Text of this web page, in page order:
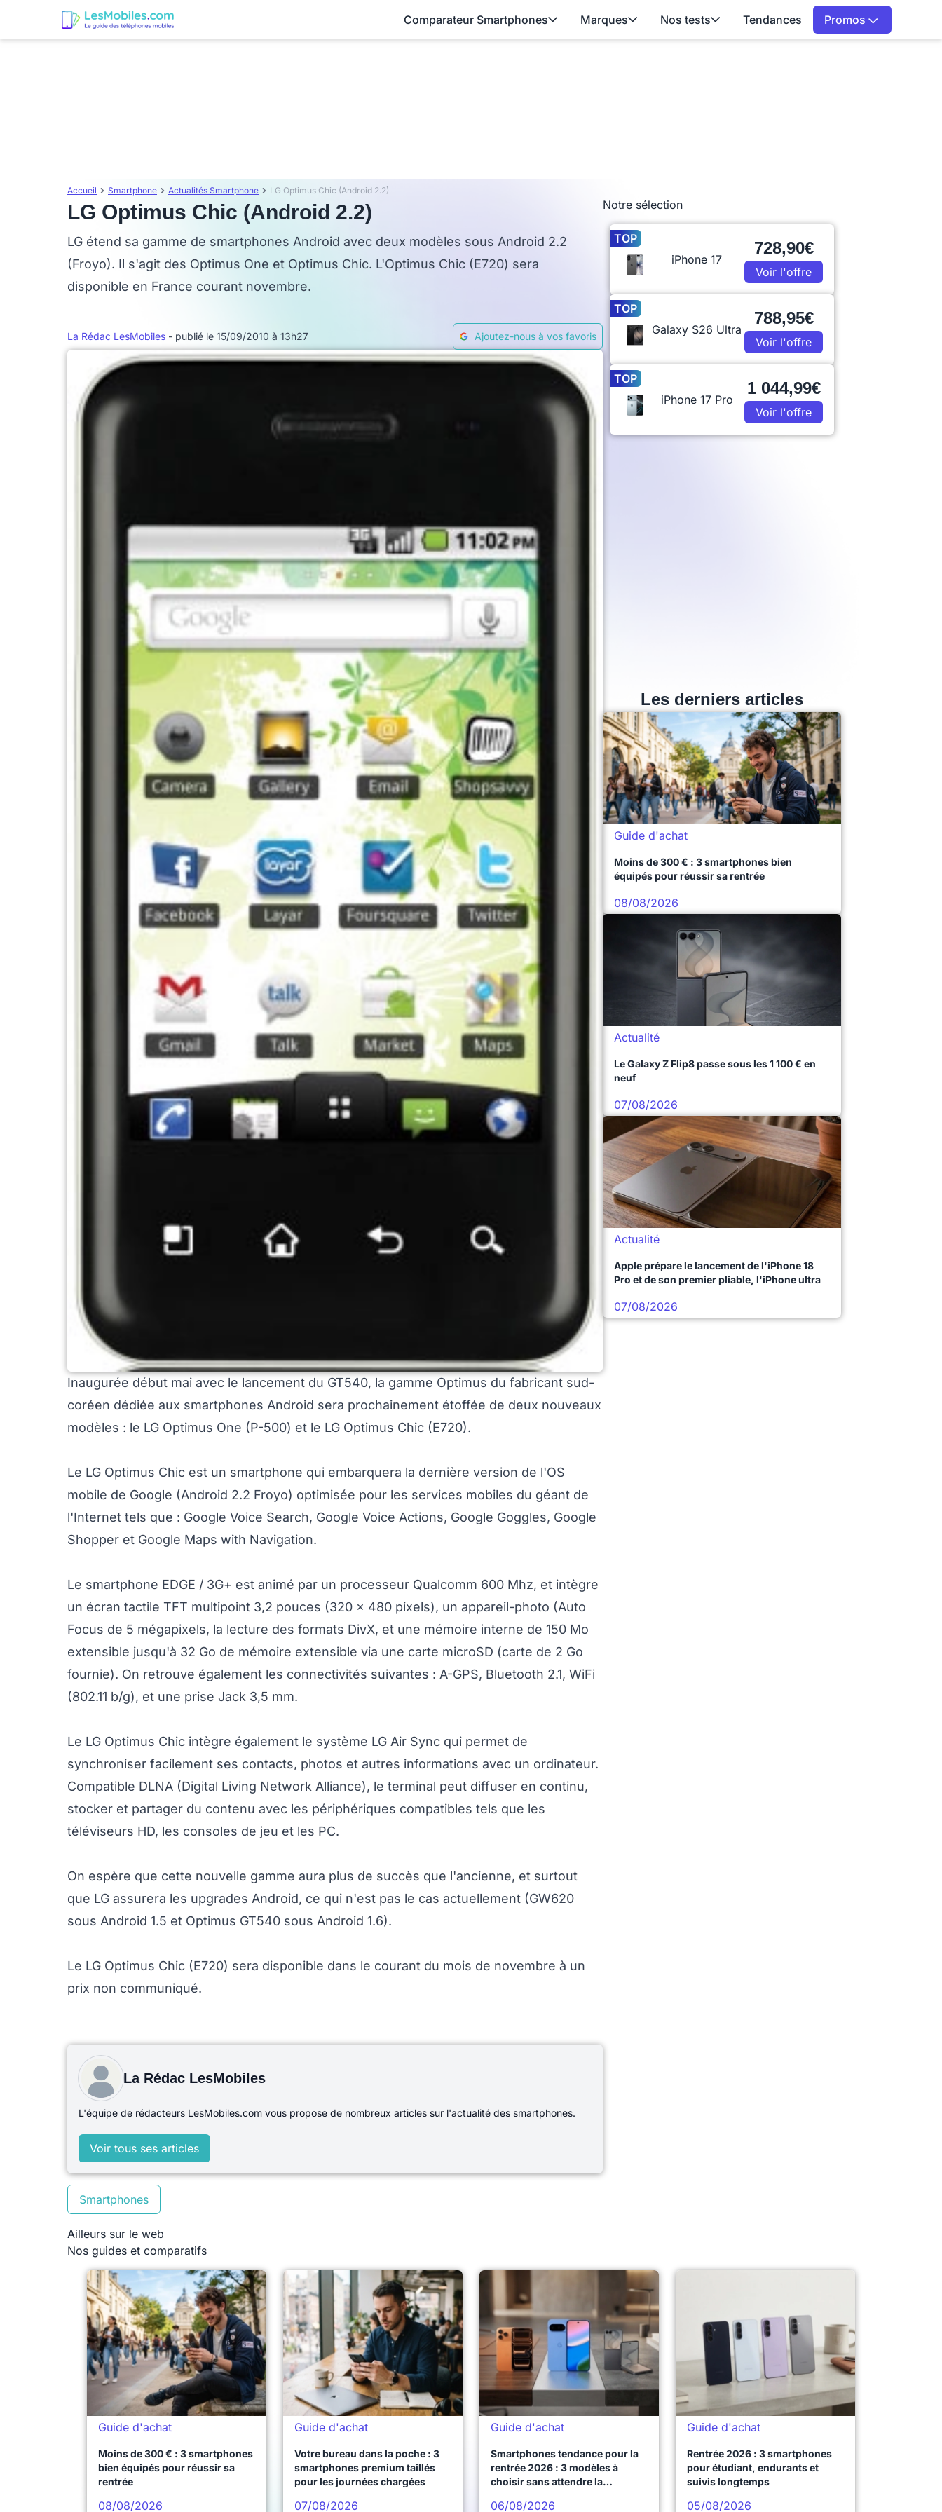
Comparateur Smartphones Marques Nos tests Tendances Promos
Accueil Smartphone Actualités Smartphone LG Optimus Chic (Android 2.2)
LG Optimus Chic (Android 2.2)
LG étend sa gamme de smartphones Android avec deux modèles sous Android 2.2
(Froyo). Il s'agit des Optimus One et Optimus Chic. L'Optimus Chic (E720) sera
disponible en France courant novembre.
La Rédac LesMobiles - publié le 15/09/2010 à 13h27 Ajoutez-nous à vos favoris
Inaugurée début mai avec le lancement du GT540, la gamme Optimus du fabricant sud-
coréen dédiée aux smartphones Android sera prochainement étoffée de deux nouveaux
modèles : le LG Optimus One (P-500) et le LG Optimus Chic (E720).
Le LG Optimus Chic est un smartphone qui embarquera la dernière version de l'OS
mobile de Google (Android 2.2 Froyo) optimisée pour les services mobiles du géant de
l'Internet tels que : Google Voice Search, Google Voice Actions, Google Goggles, Google
Shopper et Google Maps with Navigation.
Le smartphone EDGE / 3G+ est animé par un processeur Qualcomm 600 Mhz, et intègre
un écran tactile TFT multipoint 3,2 pouces (320 x 480 pixels), un appareil-photo (Auto
Focus de 5 mégapixels, la lecture des formats DivX, et une mémoire interne de 150 Mo
extensible jusqu'à 32 Go de mémoire extensible via une carte microSD (carte de 2 Go
fournie). On retrouve également les connectivités suivantes : A-GPS, Bluetooth 2.1, WiFi
(802.11 b/g), et une prise Jack 3,5 mm.
Le LG Optimus Chic intègre également le système LG Air Sync qui permet de
synchroniser facilement ses contacts, photos et autres informations avec un ordinateur.
Compatible DLNA (Digital Living Network Alliance), le terminal peut diffuser en continu,
stocker et partager du contenu avec les périphériques compatibles tels que les
téléviseurs HD, les consoles de jeu et les PC.
On espère que cette nouvelle gamme aura plus de succès que l'ancienne, et surtout
que LG assurera les upgrades Android, ce qui n'est pas le cas actuellement (GW620
sous Android 1.5 et Optimus GT540 sous Android 1.6).
Le LG Optimus Chic (E720) sera disponible dans le courant du mois de novembre à un
prix non communiqué.
La Rédac LesMobiles
L'équipe de rédacteurs LesMobiles.com vous propose de nombreux articles sur l'actualité des smartphones.
Voir tous ses articles
Smartphones
Ailleurs sur le web
Notre sélection
TOP
iPhone 17
728,90€
Voir l'offre
TOP
Galaxy S26 Ultra
788,95€
Voir l'offre
TOP
iPhone 17 Pro
1 044,99€
Voir l'offre
Les derniers articles
Guide d'achat
Moins de 300 € : 3 smartphones bien
équipés pour réussir sa rentrée
08/08/2026
Actualité
Le Galaxy Z Flip8 passe sous les 1 100 € en
neuf
07/08/2026
Actualité
Apple prépare le lancement de l'iPhone 18
Pro et de son premier pliable, l'iPhone ultra
07/08/2026
Nos guides et comparatifs
Guide d'achat
Moins de 300 € : 3 smartphones
bien équipés pour réussir sa
rentrée
08/08/2026
Guide d'achat
Votre bureau dans la poche : 3
smartphones premium taillés
pour les journées chargées
07/08/2026
Guide d'achat
Smartphones tendance pour la
rentrée 2026 : 3 modèles à
choisir sans attendre la
06/08/2026
Guide d'achat
Rentrée 2026 : 3 smartphones
pour étudiant, endurants et
suivis longtemps
05/08/2026